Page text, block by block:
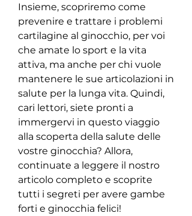
Insieme, scopriremo come
prevenire e trattare i problemi
cartilagine al ginocchio, per voi
che amate lo sport e la vita
attiva, ma anche per chi vuole
mantenere le sue articolazioni in
salute per la lunga vita. Quindi,
cari lettori, siete pronti a
immergervi in questo viaggio
alla scoperta della salute delle
vostre ginocchia? Allora,
continuate a leggere il nostro
articolo completo e scoprite
tutti i segreti per avere gambe
forti e ginocchia felici!